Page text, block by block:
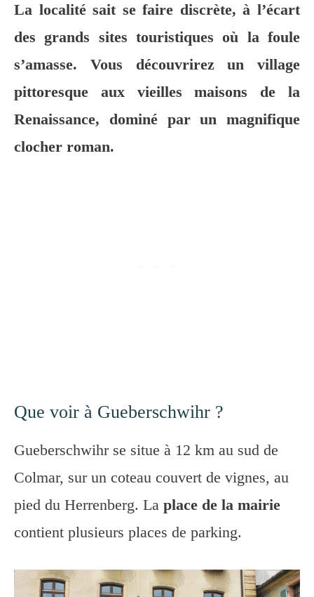
La localité sait se faire discrète, à l’écart
des grands sites touristiques où la foule
s’amasse. Vous découvrirez un village
pittoresque aux vieilles maisons de la
Renaissance, dominé par un magnifique
clocher roman.
Que voir à Gueberschwihr ?
Gueberschwihr se situe à 12 km au sud de
Colmar, sur un coteau couvert de vignes, au
pied du Herrenberg. La place de la mairie
contient plusieurs places de parking.